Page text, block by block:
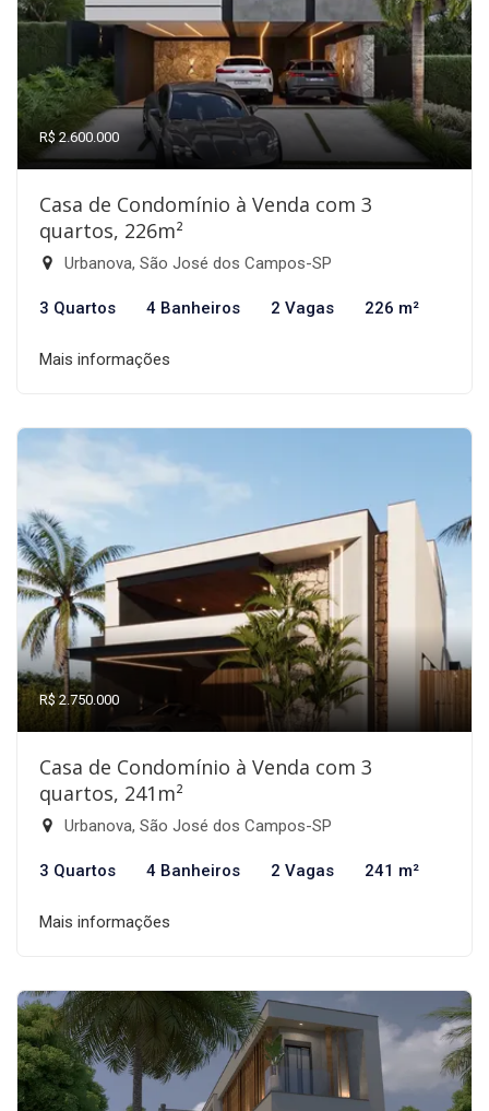
R$ 2.600.000
Casa de Condomínio à Venda com 3
quartos, 226m²
Urbanova, São José dos Campos-SP
3 Quartos 4 Banheiros 2 Vagas 226 m²
Mais informações
R$ 2.750.000
Casa de Condomínio à Venda com 3
quartos, 241m²
Urbanova, São José dos Campos-SP
3 Quartos 4 Banheiros 2 Vagas 241 m²
Mais informações